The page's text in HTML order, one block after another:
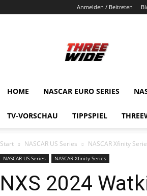
Anmelden / Beitreten
HOME NASCAR EURO SERIES
TV-VORSCHAU TIPPSPIEL
Start NASCAR US Series NASCAR Xfinity
NASCAR US Series NASCAR Xfinity Series
NXS 2024